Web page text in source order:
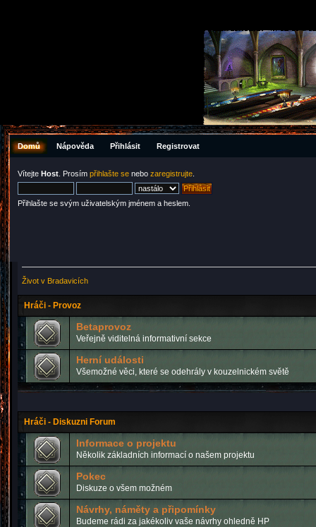
Domů Nápověda Přihlásit Registrovat
Vítejte Host . Prosím přihlašte se nebo zaregistrujte
Přihlašte se svým uživatelským jménem a heslem.
Život v Bradavicích
Hráči - Provoz
Betaprovoz
Veřejně viditelná informativní sekce
Herní události
Všemožné věci, které se odehrály v kouzelnickém světě
Hráči - Diskuzni Forum
Informace o projektu
Několik základních informací o našem projektu
Pokec
Diskuze o všem možném
Návrhy, náměty a připomínky
Budeme rádi za jakékoliv vaše návrhy ohledně HP